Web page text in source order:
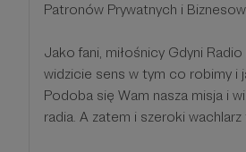
Patronów Prywatnych i
Jako fani, miłośnicy Gdyni
widzicie sens w tym co robimy i
Podoba się Wam nasza misja i
radia. A zatem i szeroki